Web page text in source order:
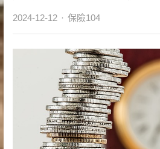
2024-12-12 Author
保險104